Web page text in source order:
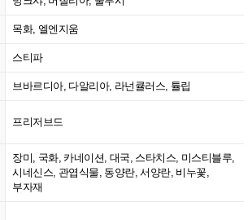
목화, 엘엔지움
스티파
브바르디아, 다알리아, 라넌큘러스, 튤립
프리저브드
장미, 국화, 카네이션, 대국, 스타치스, 미스티블루,
시네신스, 관엽식물, 동양란, 서양란, 비누꽃,
부자재